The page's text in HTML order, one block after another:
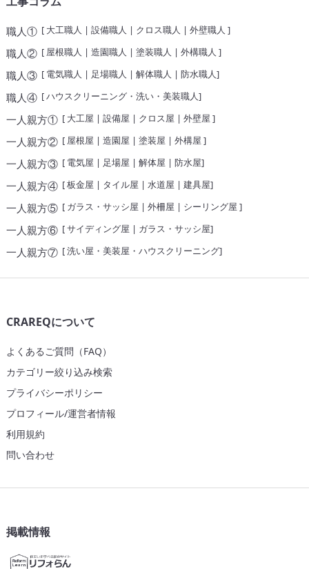
職人①[ 大工職人 | 設備職人 | クロス職人 | 外壁職人 ]
職人②[ 屋根職人 | 造園職人 | 塗装職人 | 外構職人 ]
職人③[ 電気職人 | 足場職人 | 解体職人 | 防水職人]
職人④[ハウスクリーニング・洗い・美装職人]
一人親方①[ 大工屋 | 設備屋 | クロス屋 | 外壁屋 ]
一人親方②[ 屋根屋 | 造園屋 | 塗装屋 | 外構屋 ]
一人親方③[ 電気屋 | 足場屋 | 解体屋 | 防水屋]
一人親方④[板金屋 | タイル屋 | 水道屋 | 建具屋]
一人親方⑤[ ガラス・サッシ屋 | 外柵屋 | シーリング屋 ]
一人親方⑥[サイディング屋 | ガラス・サッシ屋]
一人親方⑦[洗い屋・美装屋・ハウスクリーニング]
CRAREQについて
よくあるご質問（FAQ）
カテゴリー絞り込み検索
プライバシーポリシー
プロフィール/運営者情報
利用規約
問い合わせ
掲載情報